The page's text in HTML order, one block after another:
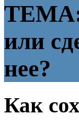
ТЕМА:
или
нее?
Как